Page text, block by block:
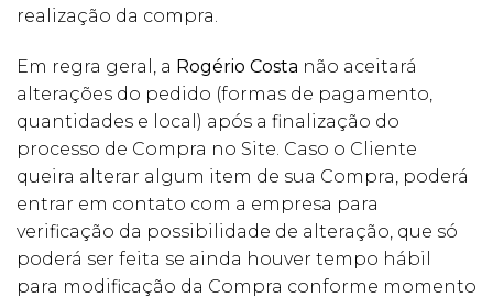
realização da compra.
Em regra geral, a Rogério Costa não aceitará
alterações do pedido (formas de pagamento,
quantidades e local) após a finalização do
processo de Compra no Site. Caso o Cliente
queira alterar algum item de sua Compra, poderá
entrar em contato com a empresa para
verificação da possibilidade de alteração, que só
poderá ser feita se ainda houver tempo hábil
para modificação da Compra conforme momento